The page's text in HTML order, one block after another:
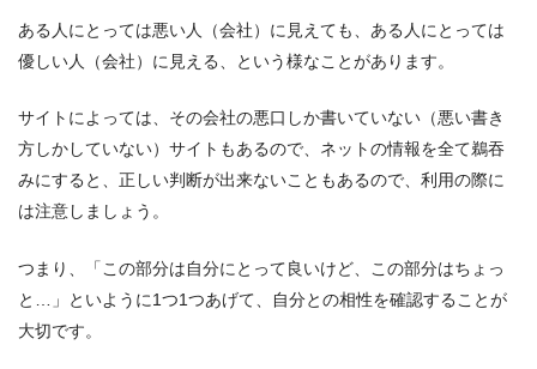
ある人にとっては悪い人（会社）に見えても、ある人にとっては
優しい人（会社）に見える、という様なことがあります。
サイトによっては、その会社の悪口しか書いていない（悪い書き
方しかしていない）サイトもあるので、ネットの情報を全て鵜吞
みにすると、正しい判断が出来ないこともあるので、利用の際に
は注意しましょう。
つまり、「この部分は自分にとって良いけど、この部分はちょっ
と…」といように1つ1つあげて、自分との相性を確認することが
大切です。